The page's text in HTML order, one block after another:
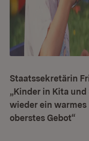
Staatssekretärin
„Kinder in Kita
wieder ein warmes
oberstes Gebot“